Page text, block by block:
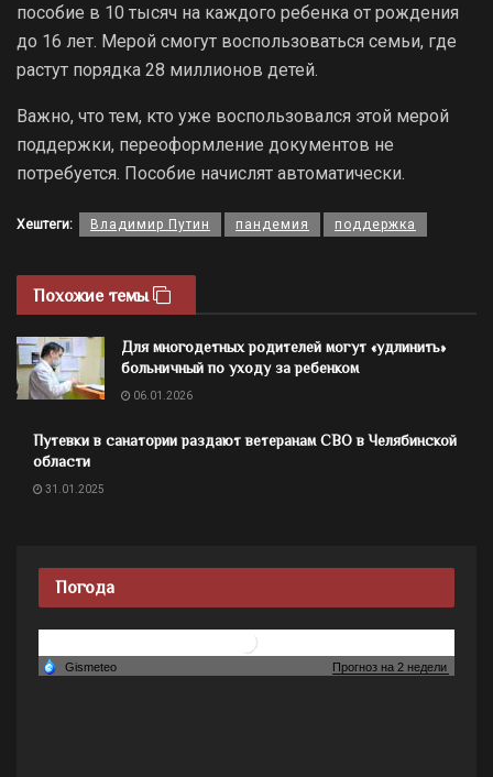
пособие в 10 тысяч на каждого ребенка от рождения
до 16 лет. Мерой смогут воспользоваться семьи, где
растут порядка 28 миллионов детей.
Важно, что тем, кто уже воспользовался этой мерой
поддержки, переоформление документов не
потребуется. Пособие начислят автоматически.
Хештеги: Владимир Путин пандемия поддержка
Похожие темы
Для многодетных родителей могут «удлинить»
больничный по уходу за ребенком
06.01.2026
Путевки в санатории раздают ветеранам СВО в Челябинской
области
31.01.2025
Погода